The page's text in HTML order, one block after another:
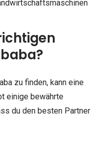
zu finden, kann eine
einige bewährte
du den besten Partner